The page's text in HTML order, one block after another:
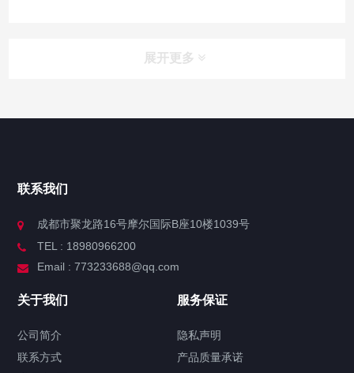
展开更多
联系我们
成都市聚龙路16号摩尔国际B座10楼1039号
TEL : 18980966200
Email : 773233688@qq.com
关于我们
公司简介
联系方式
服务保证
隐私声明
产品质量承诺